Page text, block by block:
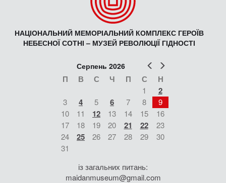
НАЦІОНАЛЬНИЙ МЕМОРІАЛЬНИЙ КОМПЛЕКС ГЕРОЇВ
НЕБЕСНОЇ СОТНІ – МУЗЕЙ РЕВОЛЮЦІЇ ГІДНОСТІ
Попер
Серпень 2026
П В С Ч П С Н
1 2
3 4 5 6 7 8
9
10
11 12 13 14 15
16
17
18 19 20 21 22
23
24
25 26 27 28 29
30
31
із загальних питань:
maidanmuseum@gmail.com